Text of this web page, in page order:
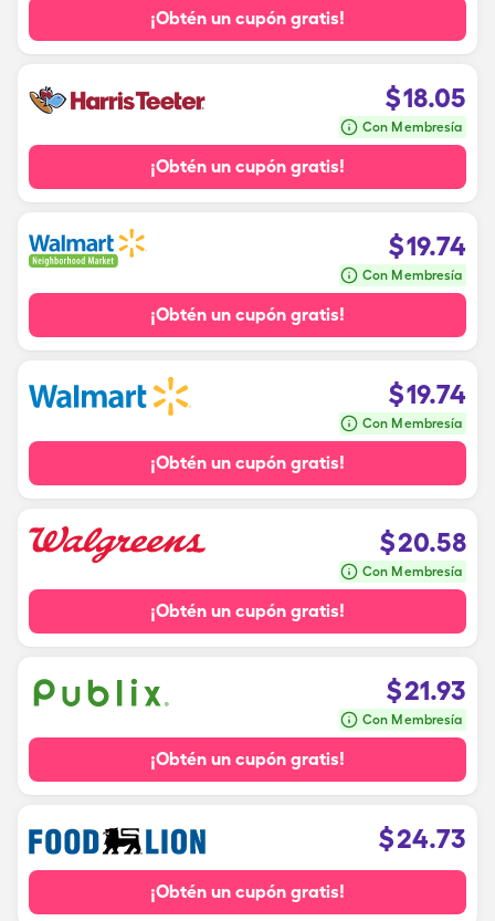
¡Obtén un cupón gratis!
$18.05
Con Membresía
¡Obtén un cupón gratis!
$19.74
Con Membresía
¡Obtén un cupón gratis!
$19.74
Con Membresía
¡Obtén un cupón gratis!
$20.58
Con Membresía
¡Obtén un cupón gratis!
$21.93
Con Membresía
¡Obtén un cupón gratis!
$24.73
¡Obtén un cupón gratis!